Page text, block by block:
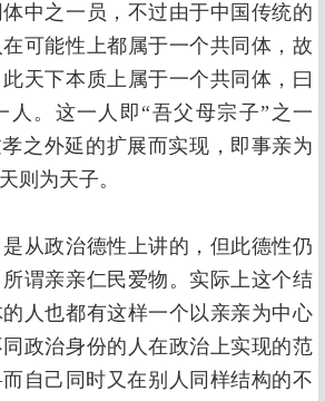
中之一员，不过由于中国传统的
可能性上都属于一个共同体，故
天下本质上属于一个共同体，曰
人。这一人即“吾父母宗子”之一
之外延的扩展而实现，即事亲为
则为天子。
从政治德性上讲的，但此德性仍
谓亲亲仁民爱物。实际上这个结
人也都有这样一个以亲亲为中心
政治身份的人在政治上实现的范
自己同时又在别人同样结构的不